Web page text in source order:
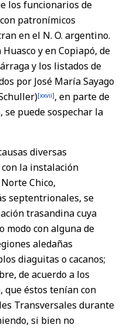
los funcionarios de
patronímicos
en el N. O. argentino.
y en Copiapó, de
y los listados de
por José María Sayago
[xxvii], en parte de
se puede sospechar la
diversas
la instalación
Chico,
septentrionales, se
trasandina cuya
modo con alguna de
aledañas
diaguitas o cacanos;
de acuerdo a los
que éstos tenían con
Transversales durante
si bien no